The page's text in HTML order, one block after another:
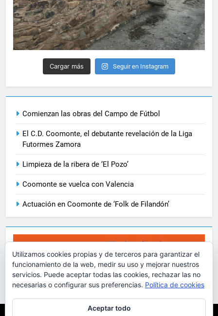
Cargar más Seguir en Instagram
Comienzan las obras del Campo de Fútbol
El C.D. Coomonte, el debutante revelación de la Liga
Futormes Zamora
Limpieza de la ribera de ‘El Pozo’
Coomonte se vuelca con Valencia
Actuación en Coomonte de ‘Folk de Filandón’
Utilizamos cookies propias y de terceros para garantizar el
funcionamiento de la web, medir su uso y mejorar nuestros
servicios. Puede aceptar todas las cookies, rechazar las no
necesarias o configurar sus preferencias. Política de cookies
Aceptar todo